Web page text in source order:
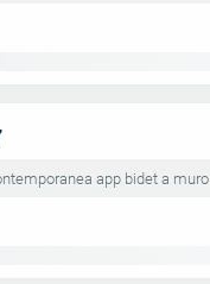
app bidet a muro